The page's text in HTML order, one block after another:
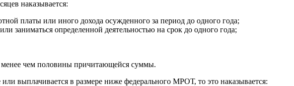
наказывается:
платы или иного дохода осужденного за период до одного года;
заниматься определенной деятельностью на срок до одного года;
менее чем половины причитающейся суммы.
выплачивается в размере ниже федерального МРОТ, то это наказывается: